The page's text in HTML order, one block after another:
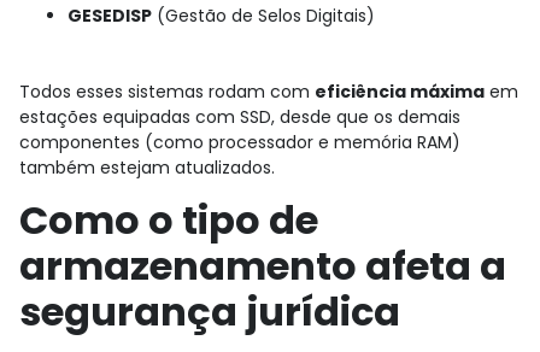
GESEDISP (Gestão de Selos Digitais)
Todos esses sistemas rodam com eficiência máxima em
estações equipadas com SSD, desde que os demais
componentes (como processador e memória RAM)
também estejam atualizados.
Como o tipo de
armazenamento afeta a
segurança jurídica